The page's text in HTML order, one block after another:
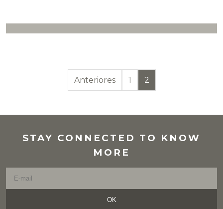
Paginación de
Anteriores 1 2
STAY CONNECTED TO KNOW
MORE
OK